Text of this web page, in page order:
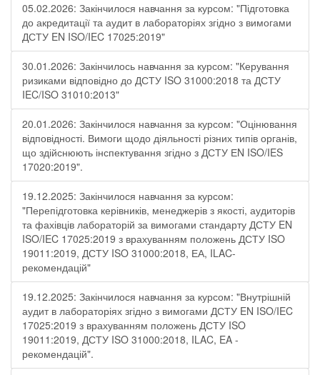
05.02.2026: Закінчилося навчання за курсом: "Підготовка
до акредитації та аудит в лабораторіях згідно з вимогами
ДСТУ EN ISO/IEC 17025:2019"
30.01.2026: Закінчилось навчання за курсом: "Керування
ризиками відповідно до ДСТУ ISO 31000:2018 та ДСТУ
IEC/ISO 31010:2013"
20.01.2026: Закінчилося навчання за курсом: "Оцінювання
відповідності. Вимоги щодо діяльності різних типів органів,
що здійснюють інспектування згідно з ДСТУ ЕN ISO/IES
17020:2019".
19.12.2025: Закінчилося навчання за курсом:
"Перепідготовка керівників, менеджерів з якості, аудиторів
та фахівців лабораторій за вимогами стандарту ДСТУ EN
ISO/IEC 17025:2019 з врахуванням положень ДСТУ ISO
19011:2019, ДСТУ ISO 31000:2018, ЕА, ILAC-
рекомендацій"
19.12.2025: Закінчилося навчання за курсом: "Внутрішній
аудит в лабораторіях згідно з вимогами ДСТУ EN ISO/IEC
17025:2019 з врахуванням положень ДСТУ ISO
19011:2019, ДСТУ ISO 31000:2018, ILAC, EA -
рекомендацій".